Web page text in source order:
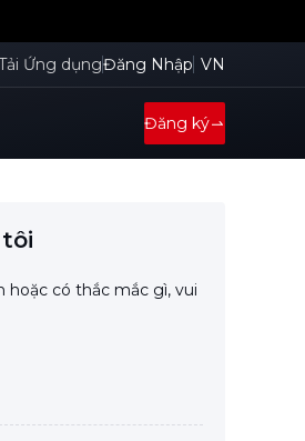
Ứng dụngĐăng Nhập VN
Đăng ký
có thắc mắc gì, vui